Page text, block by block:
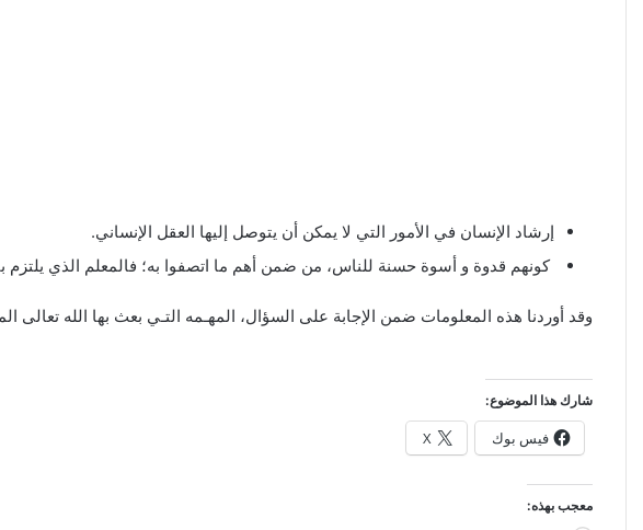
إرشاد الإنسان في الأمور التي لا يمكن أن يتوصل إليها العقل الإنساني.
كونهم قدوة و أسوة حسنة للناس، من ضمن أهم ما اتصفوا به؛ فالمعلم الذي يلتزم
وقد أوردنا هذه المعلومات ضمن الإجابة على السؤال، المهـمه التـي بعث بها الله تعالى
شارك هذا الموضوع:
فيس بوك X
معجب بهذه: